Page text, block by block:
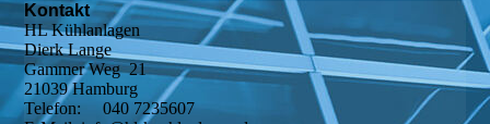
Kontakt
HL Kühlanlagen
Dierk Lange
Gammer Weg 21
21039 Hamburg
Telefon: 040 7235607